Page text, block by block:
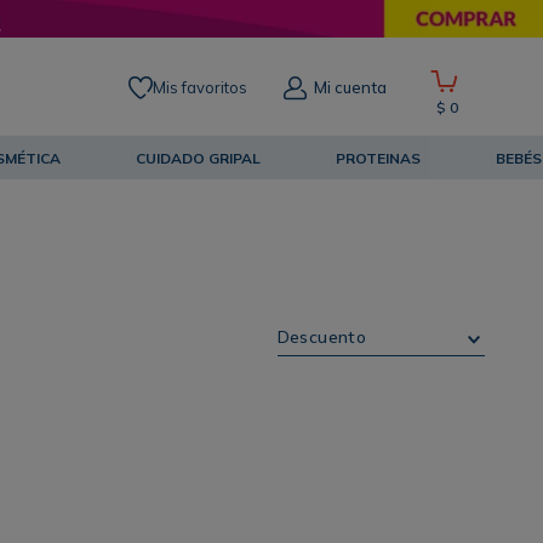
Mis favoritos Mi cuenta
$ 0
CUIDADO GRIPAL PROTEINAS BEBÉS
Descuento